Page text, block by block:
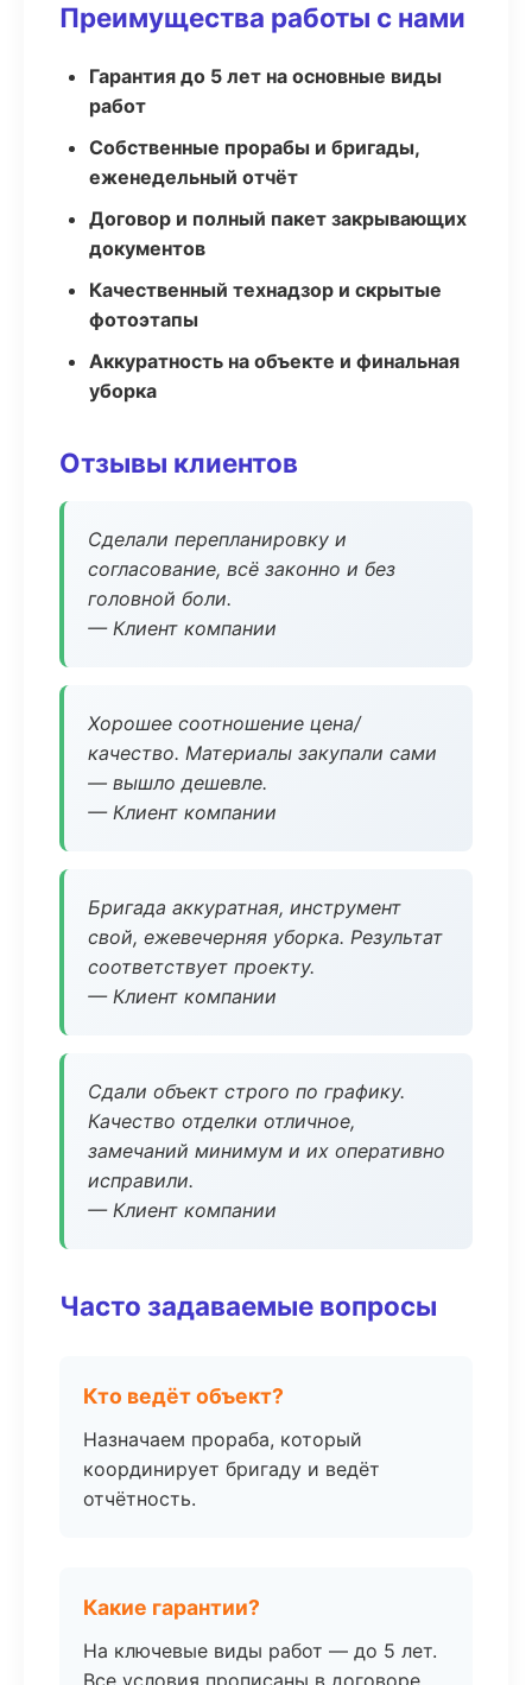
Преимущества работы с нами
Гарантия до 5 лет на основные виды
работ
Собственные прорабы и бригады,
еженедельный отчёт
Договор и полный пакет закрывающих
документов
Качественный технадзор и скрытые
фотоэтапы
Аккуратность на объекте и финальная
уборка
Отзывы клиентов
Сделали перепланировку и
согласование, всё законно и без
головной боли.
— Клиент компании
Хорошее соотношение цена/
качество. Материалы закупали сами
— вышло дешевле.
— Клиент компании
Бригада аккуратная, инструмент
свой, ежевечерняя уборка. Результат
соответствует проекту.
— Клиент компании
Сдали объект строго по графику.
Качество отделки отличное,
замечаний минимум и их оперативно
исправили.
— Клиент компании
Часто задаваемые вопросы
Кто ведёт объект?
Назначаем прораба, который
координирует бригаду и ведёт
отчётность.
Какие гарантии?
На ключевые виды работ — до 5 лет.
Все условия прописаны в договоре.